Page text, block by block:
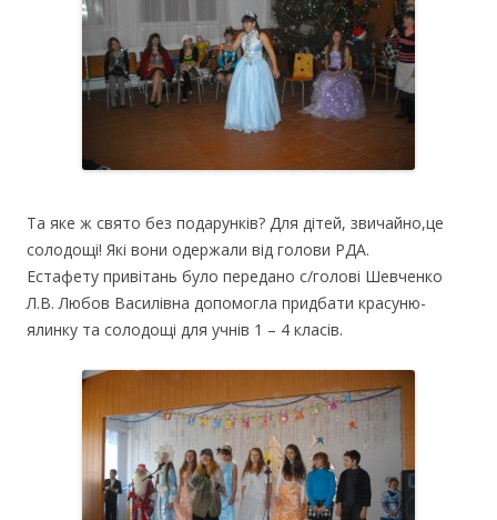
Та яке ж свято без подарунків? Для дітей, звичайно,це
солодощі! Які вони одержали від голови РДА.
Естафету привітань було передано с/голові Шевченко
Л.В. Любов Василівна допомогла придбати красуню-
ялинку та солодощі для учнів 1 – 4 класів.